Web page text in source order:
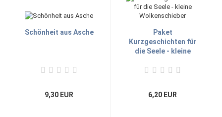
Schönheit aus Asche
9,30 EUR
Paket
Kurzgeschichten für
die Seele - kleine
6,20 EUR